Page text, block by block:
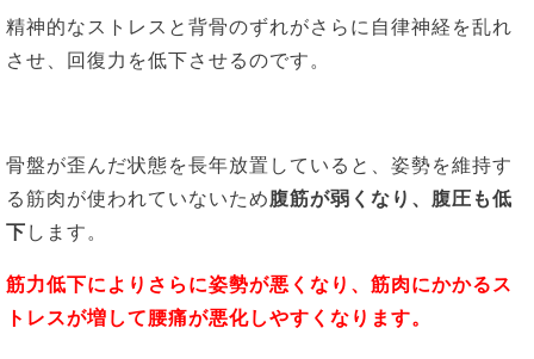
精神的なストレスと背骨のずれがさらに自律神経を乱れ
させ、回復力を低下させるのです。
骨盤が歪んだ状態を長年放置していると、姿勢を維持す
る筋肉が使われていないため腹筋が弱くなり、腹圧も低
下 します。
筋力低下によりさらに姿勢が悪くなり、 筋肉にかかるス
トレスが増して腰痛が悪化しやすくなります。